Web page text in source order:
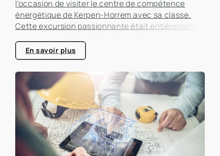
l'occasion de visiter le centre de compétence
énergétique de Kerpen-Horrem avec sa classe.
Cette excursion passionnante était entièrement
bâtiments, un sujet qui prend de plus en plus
d'importance dans le secteur immobilier.
En savoir plus